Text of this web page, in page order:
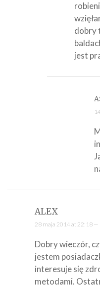
dobry
jest
ALEX
28 maja 2014 at 22:18 —
Dobry wieczór,
jestem
interesuje się
metodami.